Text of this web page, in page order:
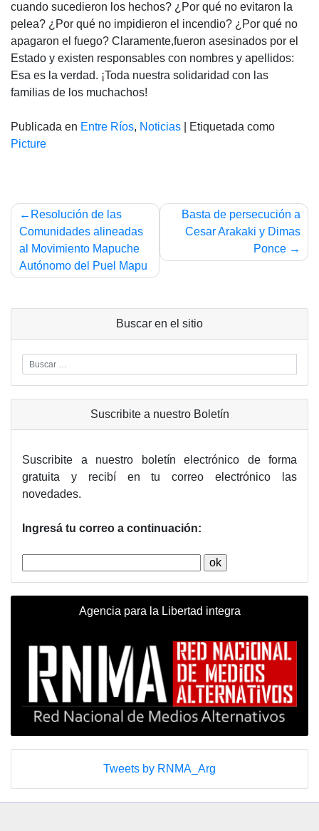
cuando sucedieron los hechos? ¿Por qué no evitaron la
pelea? ¿Por qué no impidieron el incendio? ¿Por qué no
apagaron el fuego? Claramente,fueron asesinados por el
Estado y existen responsables con nombres y apellidos:
Esa es la verdad. ¡Toda nuestra solidaridad con las
familias de los muchachos!
Publicada en Entre Ríos, Noticias
Etiquetada como
Picture
Navegación
de
entradas
Resolución de las
Comunidades alineadas
al Movimiento Mapuche
Autónomo del Puel Mapu
Basta de persecución a
Cesar Arakaki y Dimas
Ponce
Buscar en el sitio
Suscribite a nuestro Boletín
Suscribite a nuestro boletín electrónico de forma
gratuita y recibí en tu correo electrónico las
novedades.
Ingresá tu correo a continuación:
Agencia para la Libertad integra
Tweets by RNMA_Arg